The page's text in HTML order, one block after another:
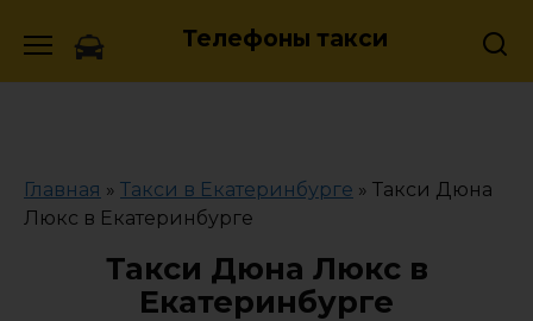
Телефоны такси
Главная » Такси в Екатеринбурге » Такси Дюна
Люкс в Екатеринбурге
Такси Дюна Люкс в
Екатеринбурге